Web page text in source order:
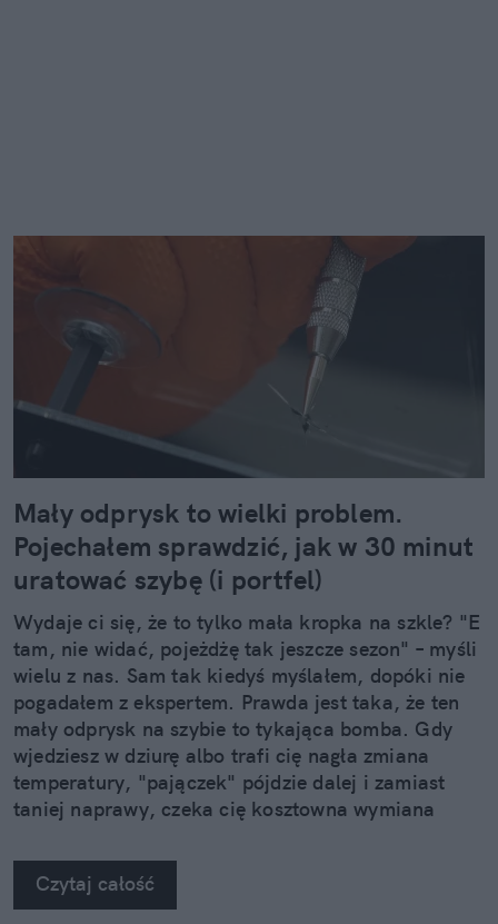
Mały odprysk to wielki problem.
Pojechałem sprawdzić, jak w 30 minut
uratować szybę (i portfel)
Wydaje ci się, że to tylko mała kropka na szkle? "E
tam, nie widać, pojeżdżę tak jeszcze sezon" – myśli
wielu z nas. Sam tak kiedyś myślałem, dopóki nie
pogadałem z ekspertem. Prawda jest taka, że ten
mały odprysk na szybie to tykająca bomba. Gdy
wjedziesz w dziurę albo trafi cię nagła zmiana
temperatury, "pajączek" pójdzie dalej i zamiast
taniej naprawy, czeka cię kosztowna wymiana
na własne oczy zobaczyć, jak profesjonaliści radzą
sobie z takimi uszkodzeniami.
Czytaj całość